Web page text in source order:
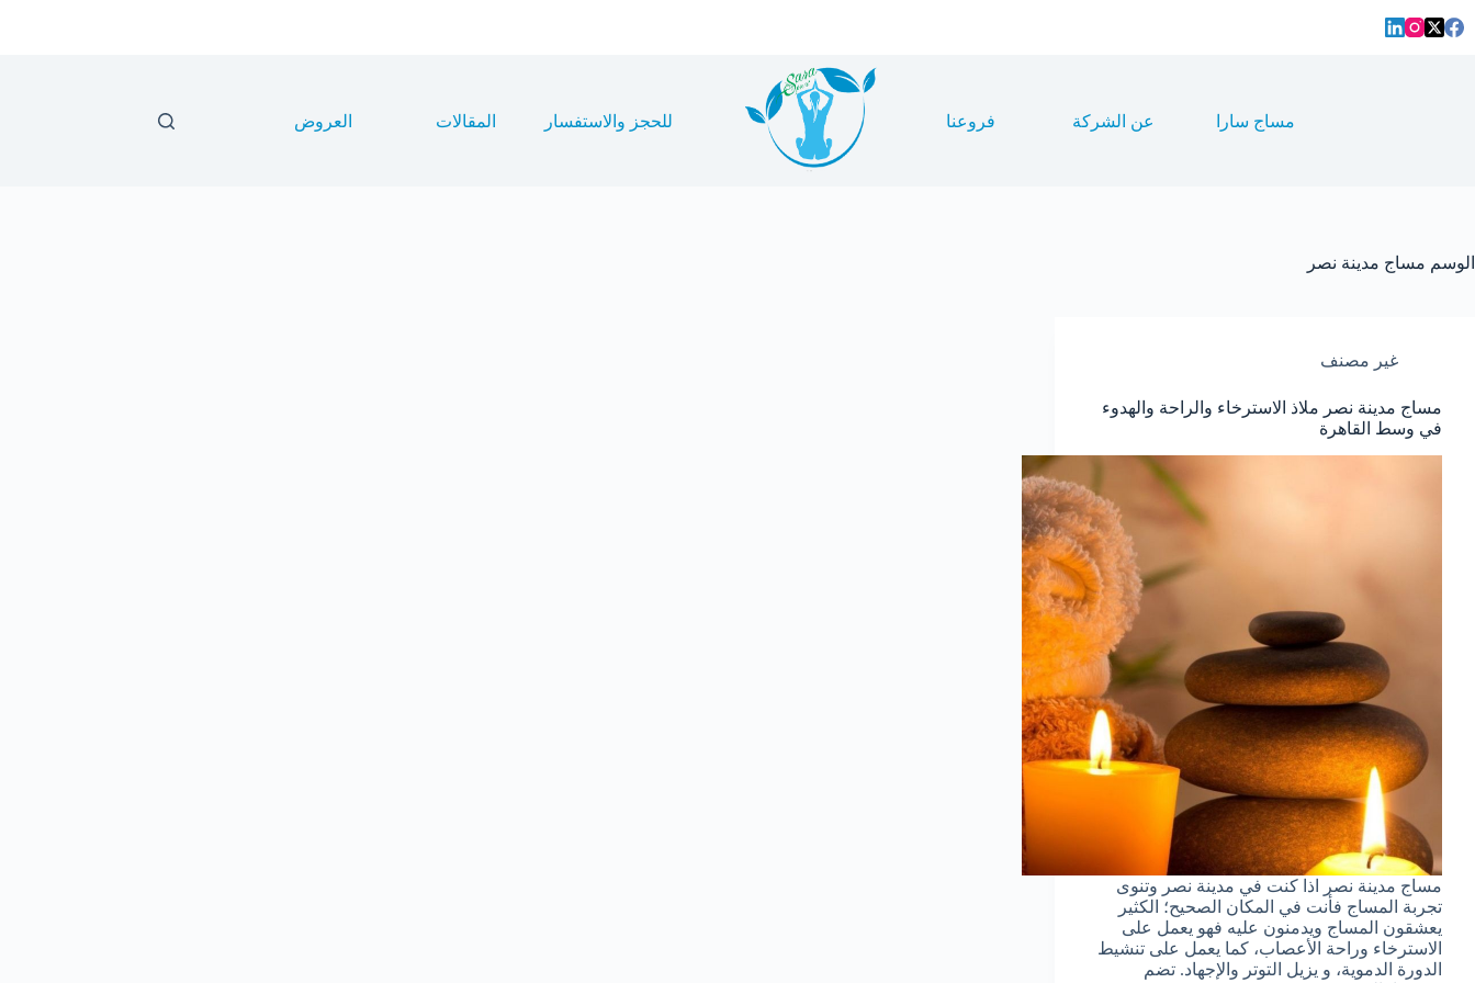
إلى
مساج سارا عن الشركة فروعنا للحجز والاستفسار المقالات العروض
الوسم مساج مدينة نصر
غير مصنف
مساج مدينة نصر ملاذ الاسترخاء والراحة والهدوء
في وسط القاهرة
مساج مدينة نصر اذا كنت في مدينة نصر وتنوى
تجربة المساج فأنت في المكان الصحيح؛ الكثير
يعشقون المساج ويدمنون عليه فهو يعمل على
الاسترخاء وراحة الأعصاب، كما يعمل على تنشيط
الدورة الدموية، و يزيل التوتر والإجهاد. تضم